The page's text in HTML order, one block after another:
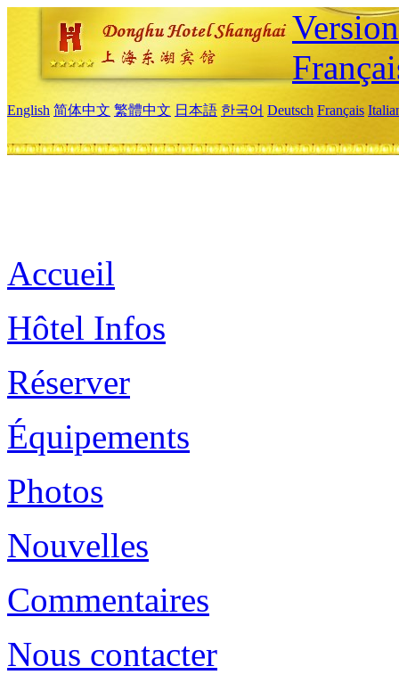
English 简体中文 繁體中文 日本語 한국어 Deutsch Français
Accueil
Hôtel Infos
Réserver
Équipements
Photos
Nouvelles
Commentaires
Nous contacter